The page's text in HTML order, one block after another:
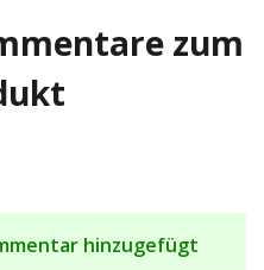
zum
hinzugefügt